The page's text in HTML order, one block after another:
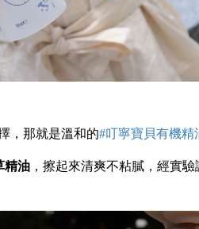
，那就是溫和的#叮寧寶貝有機精
精油，擦起來清爽不粘膩，經實